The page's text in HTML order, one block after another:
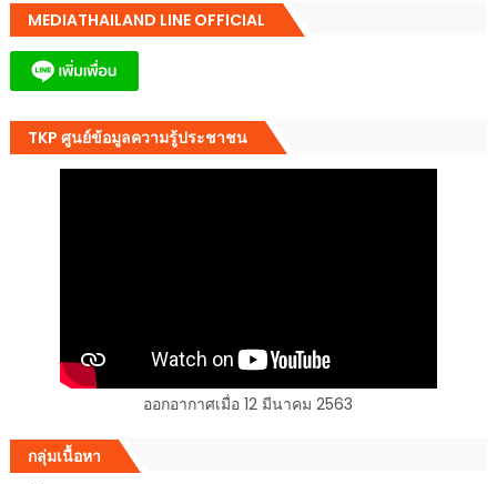
MEDIATHAILAND LINE OFFICIAL
TKP ศูนย์ข้อมูลความรู้ประชาชน
ออกอากาศเมื่อ 12 มีนาคม 2563
กลุ่มเนื้อหา